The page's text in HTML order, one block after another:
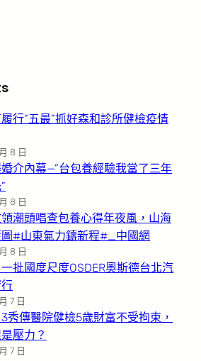
行“五最”抓好森和診所健檢疫情
8 日
介內幕—”台包養經驗我當了三年
8 日
領潮頭唱查包養心得年夜風，山海
圖#山東氣力鑄新程#_中國網
8 日
批國度尺度OSDER奧斯德台北汽
7 日
秀傳醫院健檢5歲財富不受拘束，
壓力？
7 日